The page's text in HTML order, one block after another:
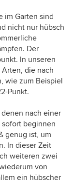
im Garten sind
nicht nur hübsch
Der
In unseren
die nach
wie zum Beispiel
Punkt.
nach einer
beginnen
genug ist, um
In dieser Zeit
weiteren zwei
von
ein hübscher